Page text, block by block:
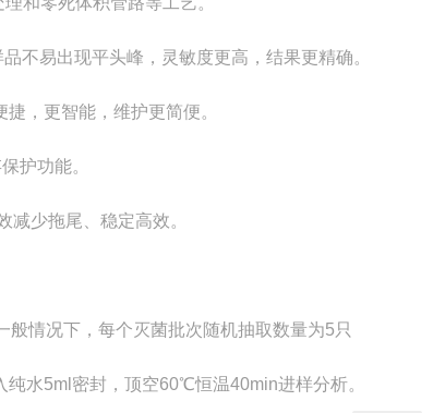
不易出现平头峰，灵敏度更高，结果更精确。
，更智能，维护更简便。
护功能。
少拖尾、稳定高效。
情况下，每个灭菌批次随机抽取数量为5只
水5ml密封，顶空60℃恒温40min进样分析。